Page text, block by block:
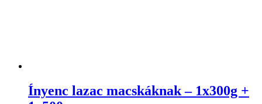
Ínyenc lazac macskáknak – 1x300g +